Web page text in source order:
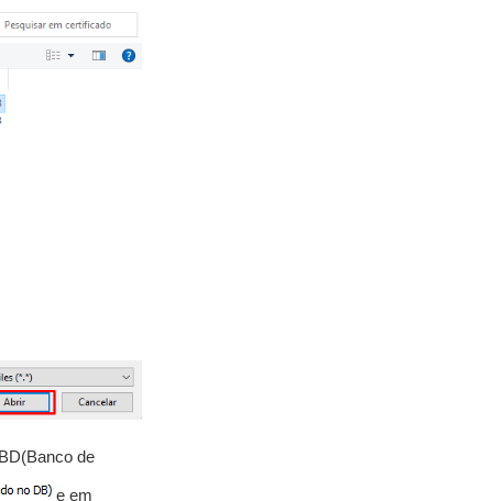
de
e em